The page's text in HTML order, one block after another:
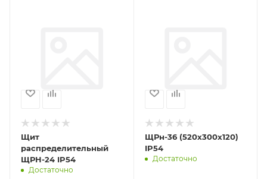
Щит
распределительный
ЩРН-24 IP54
Достаточно
ЩРн-36 (520х300х120)
IP54
Достаточно